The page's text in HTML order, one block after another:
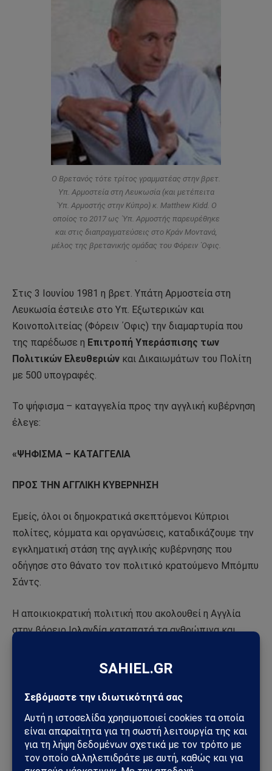
Ο Βρετανός τότε τρίτος γραμματέας στην βρετ.
Υπ. Αρμοστεία στη Λευκωσία (και μετέπειτα
΄Υπ. Αρμοστής στην Κύπρο) κ. Matthew Kidd. Ο
οποίος το 2017 ως ΄Υπ. Αρμοστής παρευρέθηκε
και στις διαπραγματεύσεις στο Κράν Μοντανά,
μέλος της βρετανικής ομάδας του Φόρειν ΄Οφις.
Στις 3 Ιουνίου 1981 η βρετ. Υπάτη Αρμοστεία στη
Λευκωσία έστειλε στο Υπ. Εξωτερικών και
Κοινοπολιτείας (Φόρειν ΄Οφις) την διαμαρτυρία που
της παρέδωσε η Επιτροπή Υπεράσπισης των
Πολιτικών Ελευθεριών και Δικαιωμάτων του Πολίτη
με 500 υπογραφές.
Το ψήφισμα – καταγγελία προς την αγγλική κυβέρνηση
έλεγε:
«ΨΗΦΙΣΜΑ – ΚΑΤΑΓΓΕΛΙΑ
ΠΡΟΣ ΤΗΝ ΑΓΓΛΙΚΗ ΚΥΒΕΡΝΗΣΗ
Εμείς, όλοι οι δημοκρατικά σκεπτόμενοι Κύπριοι
πολίτες, κόμματα και οργανώσεις, καταδικάζουμε την
εγκληματική στάση της αγγλικής κυβέρνησης που
οδήγησε στο θάνατο τον πολιτικό κρατούμενο Μπόμπυ
Σάντς.
Η αποικιοκρατική πολιτική που ακολουθεί η Αγγλία
στην βόρειο Ιρλανδία καταπατά τα ανθρώπινα και
Πιστεύουμε ότι, ανεξάρτητα της γνώμης του καθενός
μας για τον αγώνα και τις μεθόδους του ΙRΑ, τα μέλη
του τελευταίου πρέπει να αναγνωριστούν σαν
πολιτικοί κρατούμενοι μια και τα κίνητρα τους είναι
καθαρά πολιτικά. Μια τέτοια αναγνώριση θα έσωζε και
τη ζωή των τεσσάρων συν – κρατουμένων του Σάντς